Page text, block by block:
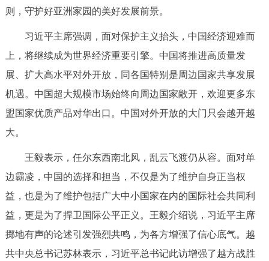
则，守护好亚洲家园的美好发展前景。
习近平主席强调，面对保护主义抬头，中国经济迎难而
上，将继续成为世界经济重要引擎。中国将推进高质量发
展、扩大高水平对外开放，同各国特别是周边国家共享发展
机遇。中国超大规模市场始终向周边国家敞开，欢迎更多东
盟国家优质产品对华出口。中国对外开放的大门只会越开越
大。
王毅表示，任尔东西南北风，乱云飞渡仍从容。面对单
边霸凌，中国的选择和担当，不仅是为了维护自身正当权
益，也是为了维护包括广大中小国家在内的国际社会共同利
益，更是为了捍卫国际公平正义。王毅介绍说，习近平主席
掷地有声的论述引发强烈共鸣，为各方增强了信心底气。越
共中央总书记苏林表示，习近平总书记此访增强了越方战胜